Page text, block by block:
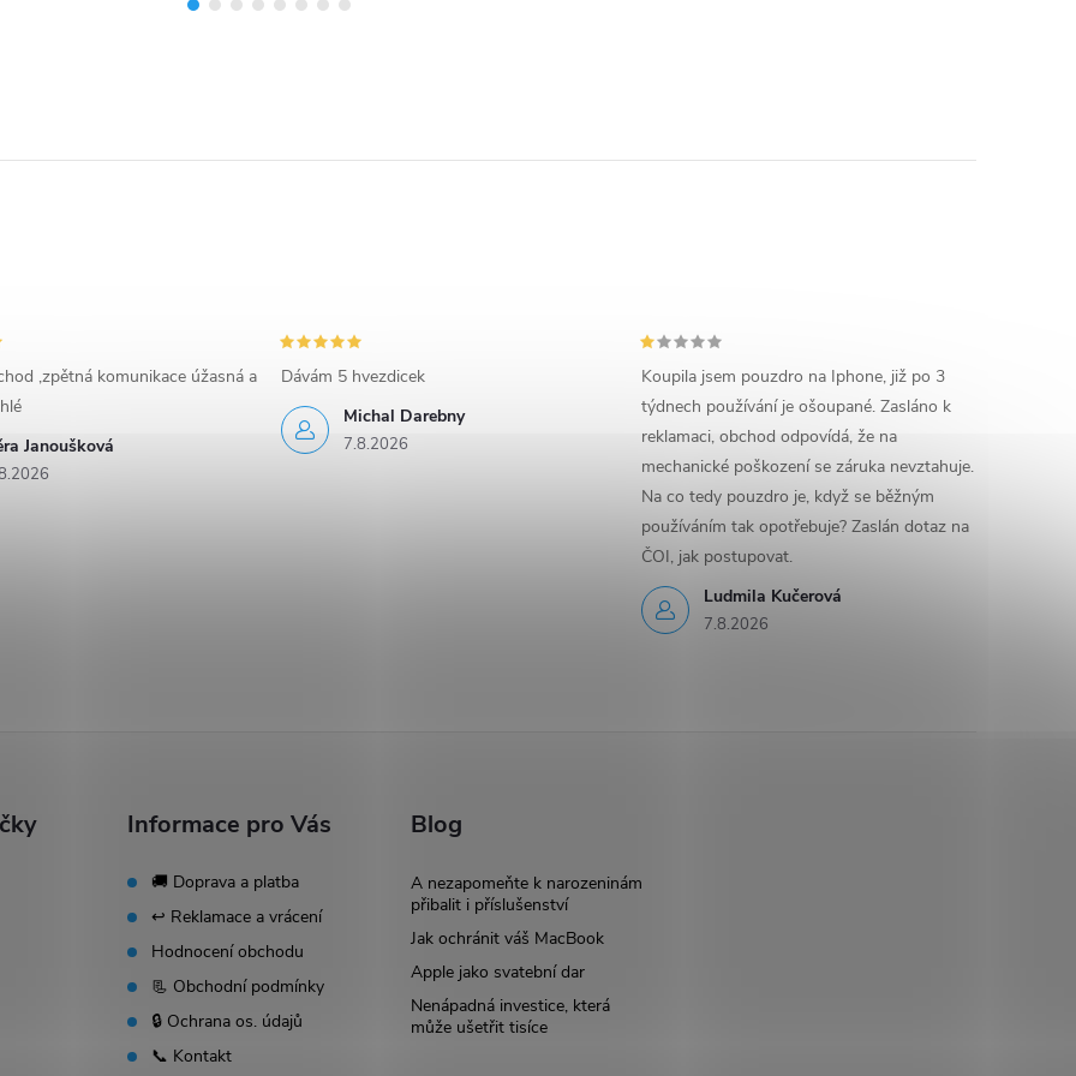
Janoušková
,zpětná komunikace úžasná a
Michal Darebny
7.8.2026
Dávám 5 hvezdicek
Ludmila Kučerová
7.8.2026
Koupila jsem pouzdro na Iphone, již po 3
týdnech používání je ošoupané. Zasláno k
reklamaci, obchod odpovídá, že na
mechanické poškození se záruka nevztahuje.
Na co tedy pouzdro je, když se běžným
používáním tak opotřebuje? Zaslán dotaz na
ČOI, jak postupovat.
Informace pro Vás
🚚 Doprava a platba
↩️ Reklamace a vrácení
Hodnocení obchodu
📃 Obchodní podmínky
🔒 Ochrana os. údajů
📞 Kontakt
Blog
A nezapomeňte k narozeninám
přibalit i příslušenství
Jak ochránit váš MacBook
Apple jako svatební dar
Nenápadná investice, která
může ušetřit tisíce